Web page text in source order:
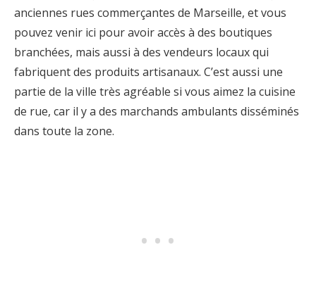
anciennes rues commerçantes de Marseille, et vous
pouvez venir ici pour avoir accès à des boutiques
branchées, mais aussi à des vendeurs locaux qui
fabriquent des produits artisanaux. C’est aussi une
partie de la ville très agréable si vous aimez la cuisine
de rue, car il y a des marchands ambulants disséminés
dans toute la zone.